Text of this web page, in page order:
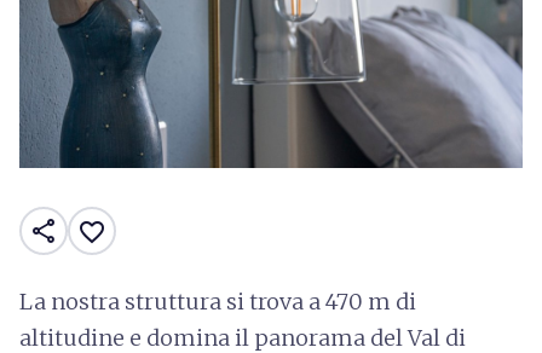
share favorite_border
La nostra struttura si trova a 470 m di
altitudine e domina il panorama del Val di